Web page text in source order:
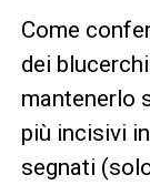
Come
dei
mantenerlo
più incisivi
segnati